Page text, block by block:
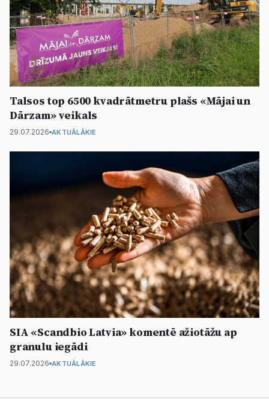
Talsos top 6500 kvadrātmetru plašs «Mājai un
Dārzam» veikals
29.07.2026 AKTUĀLĀKIE
SIA «Scandbio Latvia» komentē ažiotāžu ap
granulu iegādi
29.07.2026 AKTUĀLĀKIE